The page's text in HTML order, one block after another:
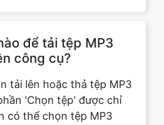
'Chọn tệp' được chỉ
có thể chọn tệp MP3
mình từ Google Drive
để chỉnh sửa tệp.